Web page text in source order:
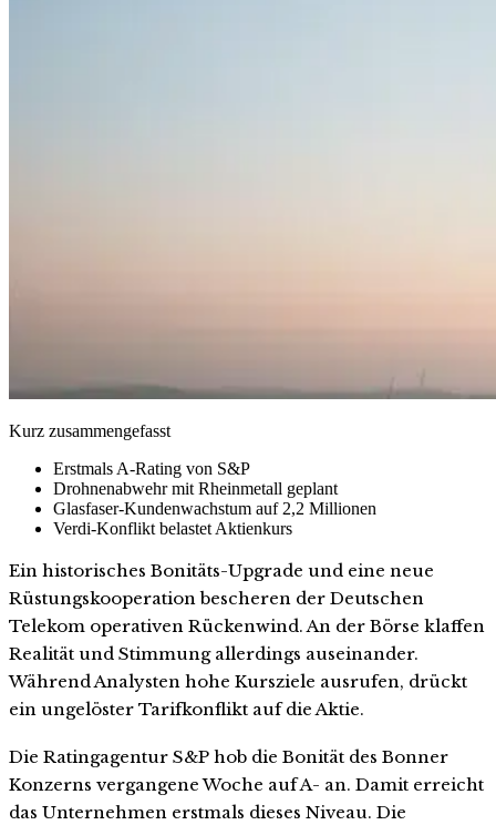
Kurz zusammengefasst
Erstmals A-Rating von S&P
Drohnenabwehr mit Rheinmetall geplant
Glasfaser-Kundenwachstum auf 2,2 Millionen
Verdi-Konflikt belastet Aktienkurs
Ein historisches Bonitäts-Upgrade und eine neue
Rüstungskooperation bescheren der Deutschen
Telekom operativen Rückenwind. An der Börse klaffen
Realität und Stimmung allerdings auseinander.
Während Analysten hohe Kursziele ausrufen, drückt
ein ungelöster Tarifkonflikt auf die Aktie.
Die Ratingagentur S&P hob die Bonität des Bonner
Konzerns vergangene Woche auf A- an. Damit erreicht
das Unternehmen erstmals dieses Niveau. Die